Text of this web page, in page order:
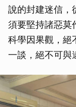
說的封建迷信，
須要堅持諸惡莫
科學因果觀，絕
一談，絕不可與